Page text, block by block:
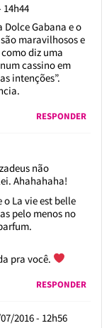
14h44
Dolce Gabana e o
maravilhosos e
diz uma
cassino em
intenções”.
RESPONDER
não
Ahahahaha!
La vie est belle
pelo menos no
pra você.
RESPONDER
2016 - 12h56